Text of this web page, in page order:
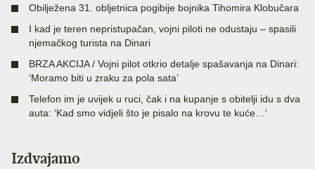
Obilježena 31. obljetnica pogibije bojnika Tihomira Klobučara
I kad je teren nepristupačan, vojni piloti ne odustaju – spasili
njemačkog turista na Dinari
BRZA AKCIJA / Vojni pilot otkrio detalje spašavanja na Dinari:
‘Moramo biti u zraku za pola sata’
Telefon im je uvijek u ruci, čak i na kupanje s obitelji idu s dva
auta: ‘Kad smo vidjeli što je pisalo na krovu te kuće…‘
Izdvajamo